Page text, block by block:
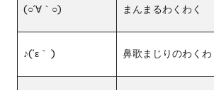
(○´∀｀○) まんまるわくわく
♪(´ε｀ ) 鼻歌まじりのわくわ